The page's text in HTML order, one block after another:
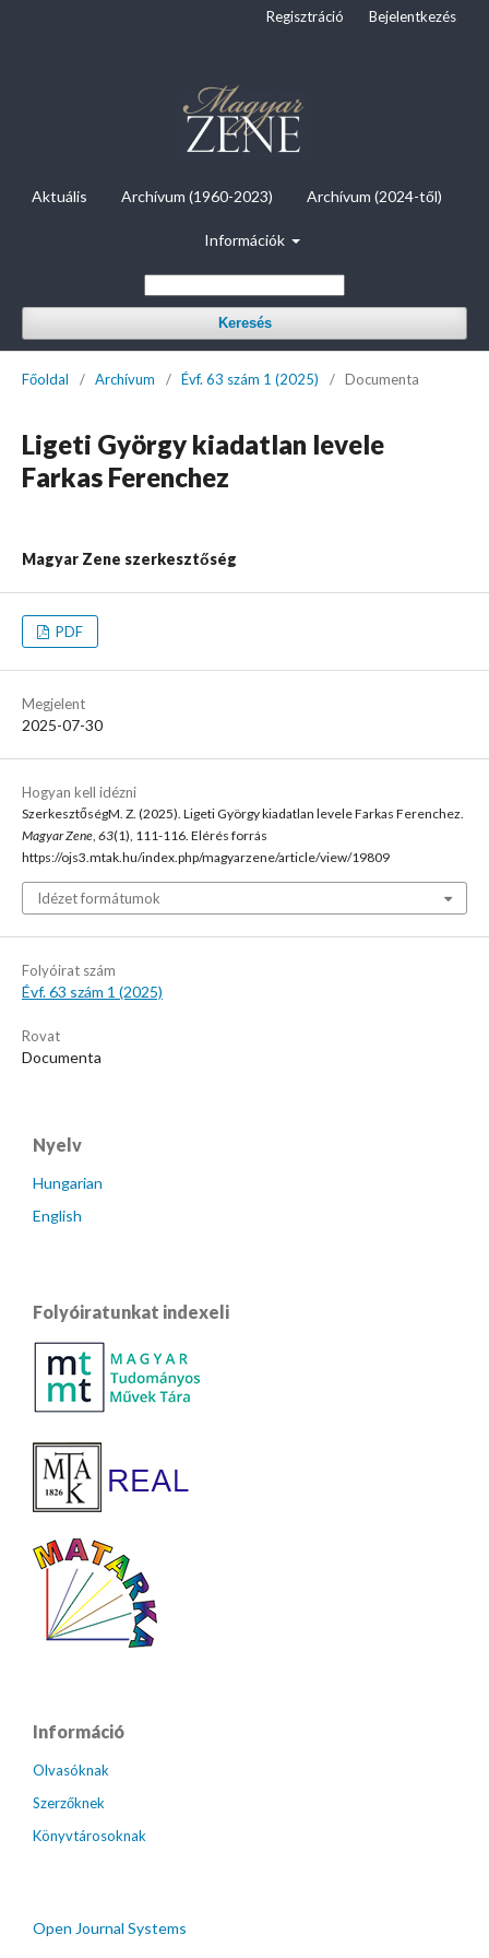
Aktuális Archívum (1960-2023) Archívum (2024-től)
Információk
Keresés
Regisztráció Bejelentkezés
Főoldal / Archívum / Évf. 63 szám 1 (2025) / Documenta
Ligeti György kiadatlan levele
Farkas Ferenchez
Magyar Zene szerkesztőség
PDF
Megjelent
2025-07-30
Hogyan kell idézni
SzerkesztőségM. Z. (2025). Ligeti György kiadatlan levele Farkas Ferenchez.
Magyar Zene 63(1), 111-116. Elérés forrás
https://ojs3.mtak.hu/index.php/magyarzene/article/view/19809
Idézet formátumok
Folyóirat szám
Évf. 63 szám 1 (2025)
Rovat
Documenta
Nyelv
Hungarian
English
Folyóiratunkat indexeli
Információ
Olvasóknak
Szerzőknek
Könyvtárosoknak
Open Journal Systems